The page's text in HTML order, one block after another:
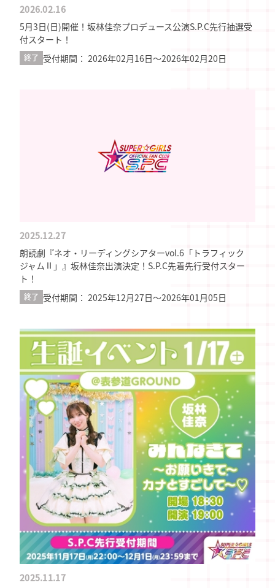
2026.02.16
5月3日(日)開催！坂林佳奈プロデュース公演S.P.C先行抽選受
付スタート！
終了 受付期間： 2026年02月16日〜2026年02月20日
2025.12.27
朗読劇『ネオ・リーディングシアターvol.6「トラフィック
ジャムⅡ」』坂林佳奈出演決定！S.P.C先着先行受付スター
ト！
終了 受付期間： 2025年12月27日〜2026年01月05日
2025.11.17